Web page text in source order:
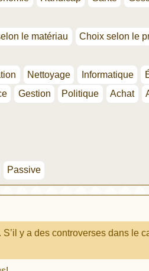
le matériau Choix selon le
Nettoyage Informatique
Gestion Politique Achat
Passive
y a des controverses dans le